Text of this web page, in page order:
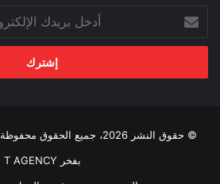
بريدك
الإلكتروني
© حقوق النشر 2026، جميع الحقوق محفوظة |
بفخر T AGENCY